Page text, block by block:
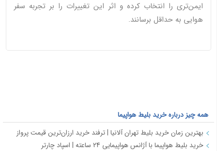
ایمن‌تری را انتخاب کرده و اثر این تغییرات را بر تجربه سفر
هوایی به حداقل برسانند.
همه چیز درباره خرید بلیط هواپیما
بهترین زمان خرید بلیط تهران آلانیا | ترفند خرید ارزان‌ترین قیمت پرواز
خرید بلیط هواپیما با آژانس هواپیمایی 24 ساعته | اسپاد چارتر